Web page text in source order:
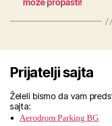
može propasti!
Prijatelji sajta
Želeli bismo da vam
sajta:
Aerodrom Parking BG